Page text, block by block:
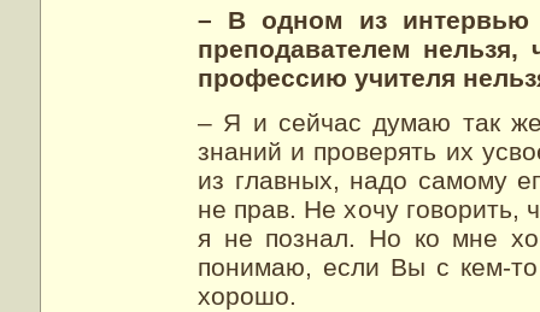
– В одном из интервью
преподавателем
профессию учителя
– Я и сейчас думаю так
знаний и проверять их
из главных, надо самому
не прав. Не хочу говорить,
я не познал. Но ко мне
понимаю, если Вы с кем-
хорошо.